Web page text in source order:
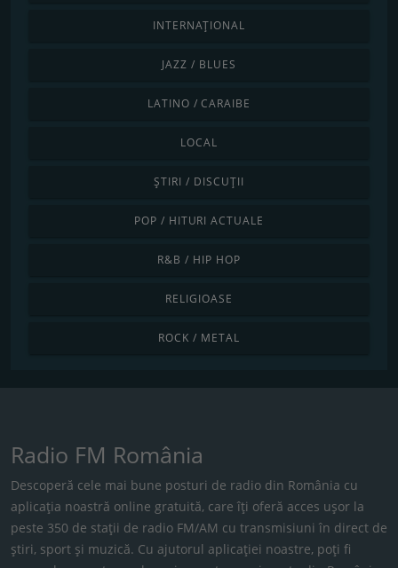
INTERNAȚIONAL
JAZZ / BLUES
LATINO / CARAIBE
LOCAL
ȘTIRI / DISCUȚII
POP / HITURI ACTUALE
R&B / HIP HOP
RELIGIOASE
ROCK / METAL
Radio FM România
Descoperă cele mai bune posturi de radio din România cu
aplicația noastră online gratuită, care îți oferă acces ușor la
peste 350 de stații de radio FM/AM cu transmisiuni în direct de
știri, sport și muzică. Cu ajutorul aplicației noastre, poți fi